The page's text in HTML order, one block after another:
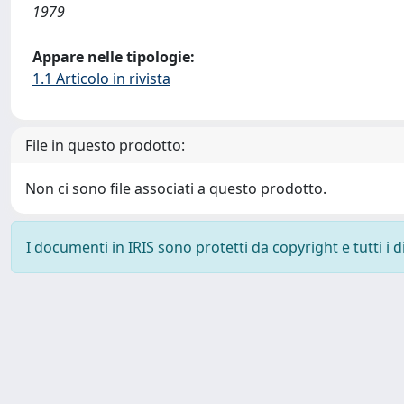
1979
Appare nelle tipologie:
1.1 Articolo in rivista
File in questo prodotto:
Non ci sono file associati a questo prodotto.
I documenti in IRIS sono protetti da copyright e tutti i